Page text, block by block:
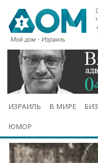
ИЗРАИЛЬ В МИРЕ
ЮМОР